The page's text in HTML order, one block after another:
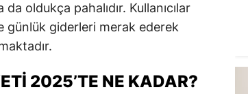
oldukça pahalıdır. Kullanıcılar
günlük giderleri merak ederek
2025’TE NE KADAR?